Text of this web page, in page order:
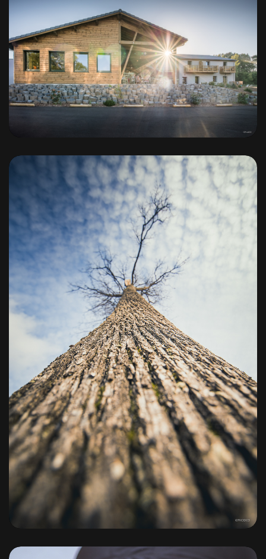
Archipel Volcan
Taransaud Tonnellerie